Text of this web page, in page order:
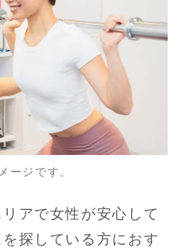
ージです。
アで女性が安心して
探している方におす